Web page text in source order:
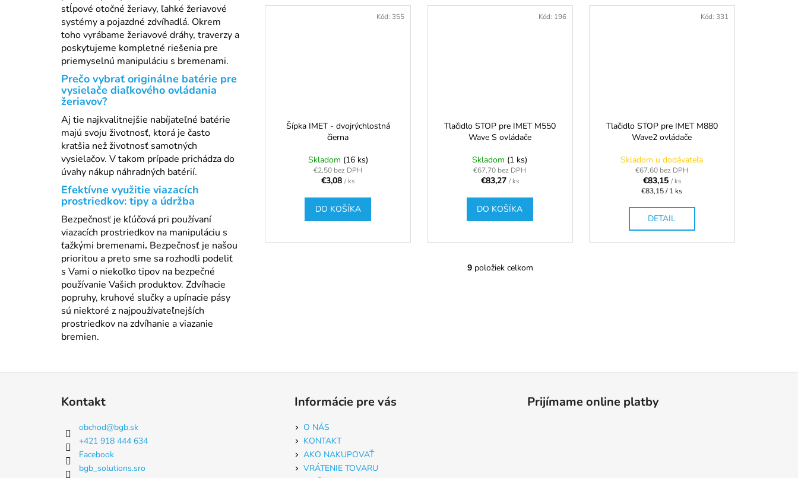
stĺpové otočné žeriavy, ľahké žeriavové
systémy a pojazdné zdvíhadlá. Okrem
toho vyrábame žeriavové dráhy, traverzy a
poskytujeme kompletné riešenia pre
priemyselnú manipuláciu s bremenami.
Prečo vybrať originálne batérie pre
vysielače diaľkového ovládania
žeriavov?
Aj tie najkvalitnejšie nabíjateľné batérie
majú svoju životnosť, ktorá je často
kratšia než životnosť samotných
vysielačov. V takom prípade prichádza do
úvahy nákup náhradných batérií.
Efektívne využitie viazacích
prostriedkov: tipy a údržba
Bezpečnosť je kľúčová pri používaní
viazacích prostriedkov na manipuláciu s
ťažkými bremenami. Bezpečnosť je našou
prioritou a preto sme sa rozhodli podeliť
s Vami o niekoľko tipov na bezpečné
používanie Vašich produktov. Zdvíhacie
popruhy, kruhové slučky a upínacie pásy
sú niektoré z najpoužívateľnejších
prostriedkov na zdvíhanie a viazanie
bremien.
Šípka IMET - dvojrýchlostná
čierna
Skladom (16 ks)
€2,50 bez DPH
€3,08/ ks
DO KOŠÍKA
Kód: 355
Tlačidlo STOP pre IMET M550
Wave S ovládače
Skladom (1 ks)
€67,70 bez DPH
€83,27 / ks
DO KOŠÍKA
Kód: 196
Tlačidlo STOP pre IMET M880
Wave2 ovládače
Skladom u dodávateľa
€67,60 bez DPH
€83,15 / ks
Jednotková
€83,15 / 1 ks
DETAIL
Kód: 331
O
e
9položiek celkom
Kontakt
obchod@bgb.sk
+421 918 444 634
Facebook
bgb_solutions.sro
Informácie pre vás
O NÁS
KONTAKT
AKO NAKUPOVAŤ
VRÁTENIE TOVARU
Prijímame online platby